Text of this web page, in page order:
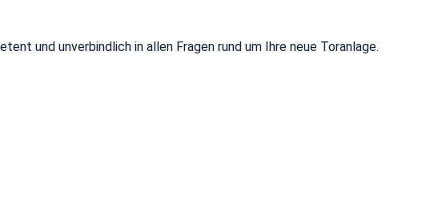
und unverbindlich in allen Fragen rund um Ihre neue Toranlage.